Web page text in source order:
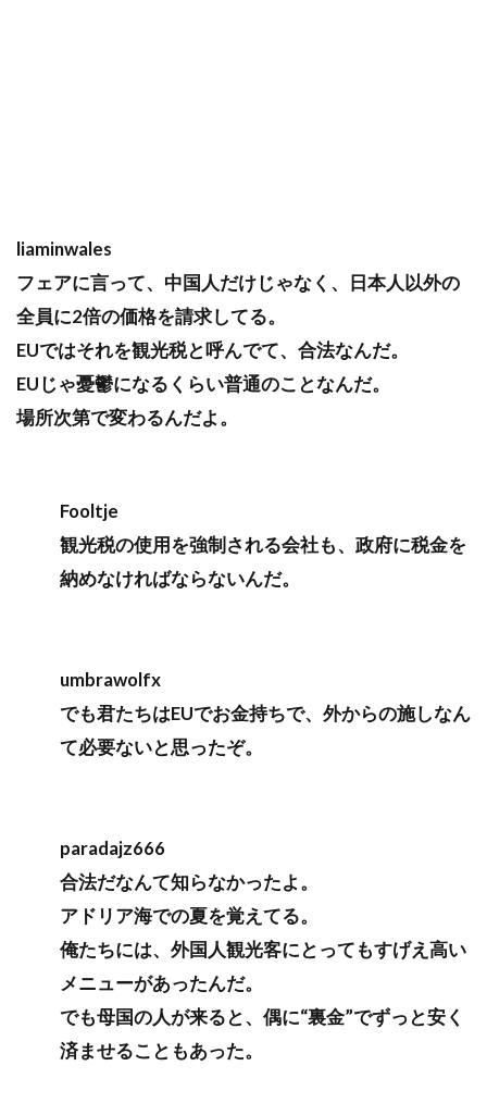
liaminwales
フェアに言って、中国人だけじゃなく、日本人以外の
全員に2倍の価格を請求してる。
EUではそれを観光税と呼んでて、合法なんだ。
EUじゃ憂鬱になるくらい普通のことなんだ。
場所次第で変わるんだよ。
Fooltje
観光税の使用を強制される会社も、政府に税金を
納めなければならないんだ。
umbrawolfx
でも君たちはEUでお金持ちで、外からの施しなん
て必要ないと思ったぞ。
paradajz666
合法だなんて知らなかったよ。
アドリア海での夏を覚えてる。
俺たちには、外国人観光客にとってもすげえ高い
メニューがあったんだ。
でも母国の人が来ると、偶に“裏金”でずっと安く
済ませることもあった。